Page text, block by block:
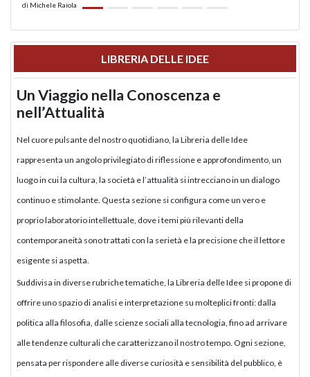
di Michele Raiola
LIBRERIA DELLE IDEE
Un Viaggio nella Conoscenza e
nell’Attualità
Nel cuore pulsante del nostro quotidiano, la Libreria delle Idee
rappresenta un angolo privilegiato di riflessione e approfondimento, un
luogo in cui la cultura, la società e l’attualità si intrecciano in un dialogo
continuo e stimolante. Questa sezione si configura come un vero e
proprio laboratorio intellettuale, dove i temi più rilevanti della
contemporaneità sono trattati con la serietà e la precisione che il lettore
esigente si aspetta.
Suddivisa in diverse rubriche tematiche, la Libreria delle Idee si propone di
offrire uno spazio di analisi e interpretazione su molteplici fronti: dalla
politica alla filosofia, dalle scienze sociali alla tecnologia, fino ad arrivare
alle tendenze culturali che caratterizzano il nostro tempo. Ogni sezione,
pensata per rispondere alle diverse curiosità e sensibilità del pubblico, è